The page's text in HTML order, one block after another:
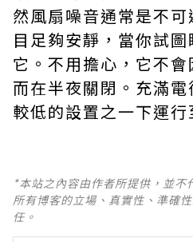
然風扇噪音通常是不
目足夠安靜，當你試
它。不用擔心，它不
而在半夜關閉。充滿
較低的設置之一下運行
*本站之內容由作者所提供，並
所有博客的立場、真實性、準確
任。